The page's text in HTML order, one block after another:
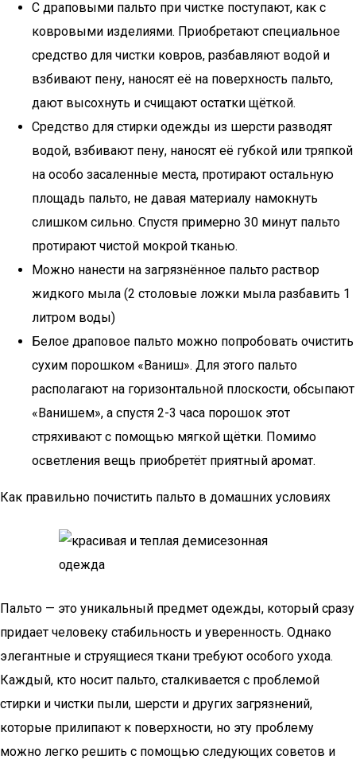
С драповыми пальто при чистке поступают, как с
ковровыми изделиями. Приобретают специальное
средство для чистки ковров, разбавляют водой и
взбивают пену, наносят её на поверхность пальто,
дают высохнуть и счищают остатки щёткой.
Средство для стирки одежды из шерсти разводят
водой, взбивают пену, наносят её губкой или тряпкой
на особо засаленные места, протирают остальную
площадь пальто, не давая материалу намокнуть
слишком сильно. Спустя примерно 30 минут пальто
протирают чистой мокрой тканью.
Можно нанести на загрязнённое пальто раствор
жидкого мыла (2 столовые ложки мыла разбавить 1
литром воды)
Белое драповое пальто можно попробовать очистить
сухим порошком «Ваниш». Для этого пальто
располагают на горизонтальной плоскости, обсыпают
«Ванишем», а спустя 2-3 часа порошок этот
стряхивают с помощью мягкой щётки. Помимо
осветления вещь приобретёт приятный аромат.
Как правильно почистить пальто в домашних условиях
Пальто — это уникальный предмет одежды, который сразу
придает человеку стабильность и уверенность. Однако
элегантные и струящиеся ткани требуют особого ухода.
Каждый, кто носит пальто, сталкивается с проблемой
стирки и чистки пыли, шерсти и других загрязнений,
которые прилипают к поверхности, но эту проблему
можно легко решить с помощью следующих советов и